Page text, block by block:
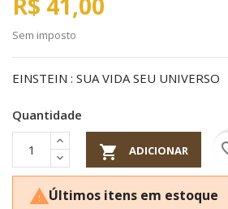
Sem imposto
EINSTEIN : SUA VIDA SEU UNIVERSO
Quantidade
 ADICIONAR
Últimos itens em estoque